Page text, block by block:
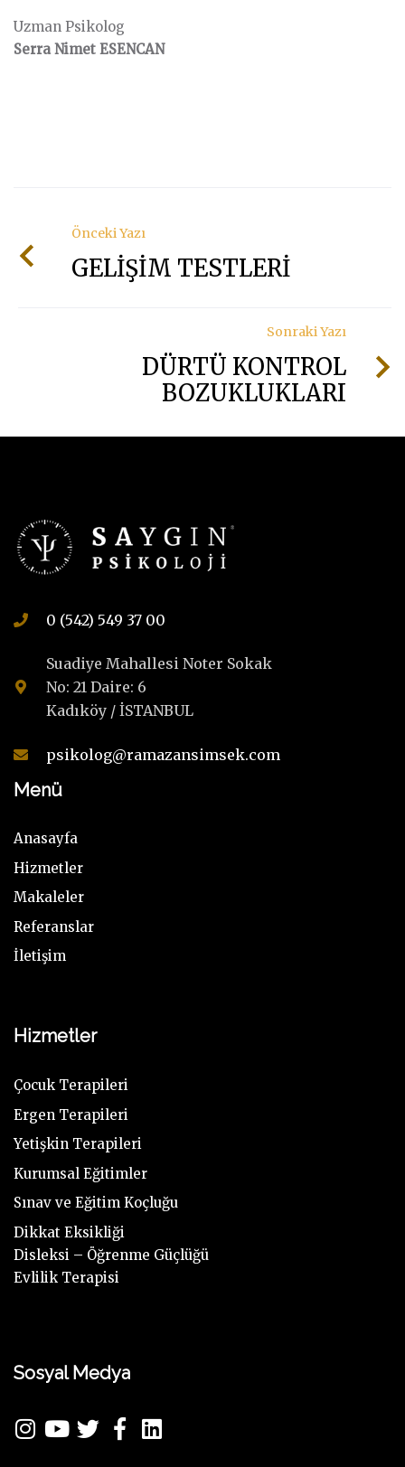
Uzman Psikolog
Serra Nimet ESENCAN
Önceki Yazı
GELİŞİM TESTLERİ
Sonraki Yazı
DÜRTÜ KONTROL
BOZUKLUKLARI
0 (542) 549 37 00
Suadiye Mahallesi Noter Sokak
No: 21 Daire: 6
Kadıköy / İSTANBUL
psikolog@ramazansimsek.com
Menü
Anasayfa
Hizmetler
Makaleler
Referanslar
İletişim
Hizmetler
Çocuk Terapileri
Ergen Terapileri
Yetişkin Terapileri
Kurumsal Eğitimler
Sınav ve Eğitim Koçluğu
Dikkat Eksikliği
Disleksi – Öğrenme Güçlüğü
Evlilik Terapisi
Sosyal Medya